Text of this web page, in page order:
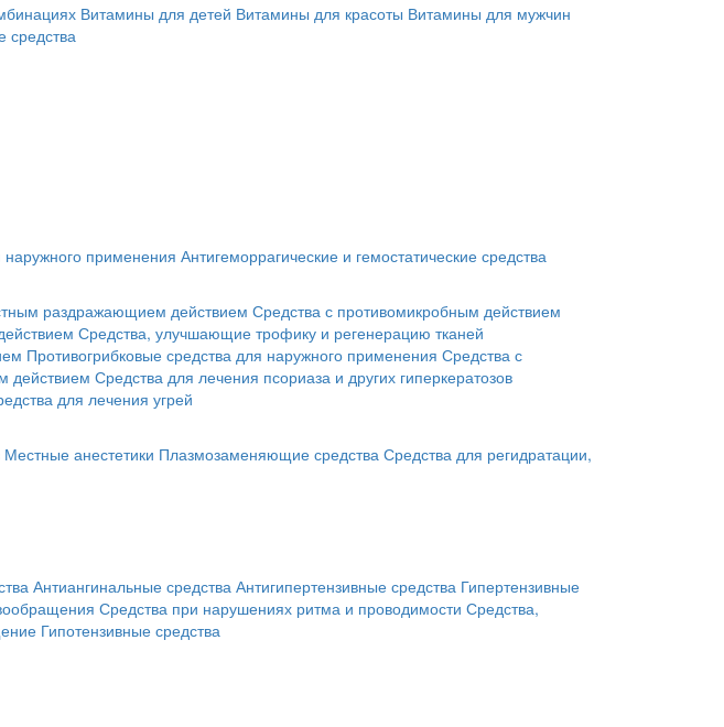
Витамины для детей Витамины для красоты Витамины для мужчин
средства
наружного применения Антигеморрагические и гемостатические средства
раздражающием действием Средства с противомикробным действием
Средства, улучшающие трофику и регенерацию тканей
Противогрибковые средства для наружного применения Средства с
действием Средства для лечения псориаза и других гиперкератозов
для лечения угрей
Местные анестетики Плазмозаменяющие средства Средства для регидратации,
Антиангинальные средства Антигипертензивные средства Гипертензивные
Средства при нарушениях ритма и проводимости Средства,
Гипотензивные средства